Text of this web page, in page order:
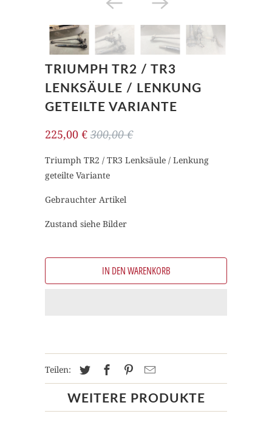
TRIUMPH TR2 / TR3
LENKSÄULE / LENKUNG
GETEILTE VARIANTE
225,00 € 300,00 €
Triumph TR2 / TR3 Lenksäule / Lenkung
geteilte Variante
Gebrauchter Artikel
Zustand siehe Bilder
IN DEN WARENKORB
Teilen:
WEITERE PRODUKTE